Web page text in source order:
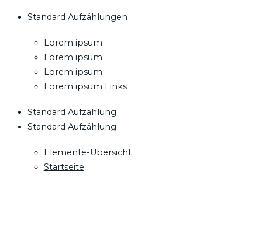
Standard Aufzählungen
Lorem ipsum
Lorem ipsum
Lorem ipsum
Lorem ipsum Links
Standard Aufzählung
Standard Aufzählung
Elemente-Übersicht
Startseite